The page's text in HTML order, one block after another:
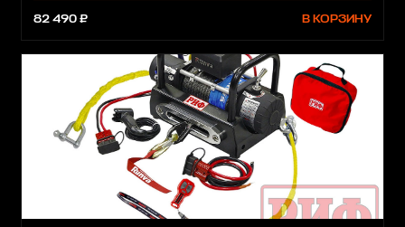
82 490 ₽ В КОРЗИНУ